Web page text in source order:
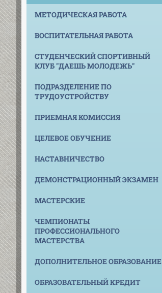
МЕТОДИЧЕСКАЯ РАБОТА
ВОСПИТАТЕЛЬНАЯ РАБОТА
СТУДЕНЧЕСКИЙ СПОРТИВНЫЙ
КЛУБ "ДАЕШЬ МОЛОДЕЖЬ"
ПОДРАЗДЕЛЕНИЕ ПО
ТРУДОУСТРОЙСТВУ
ПРИЕМНАЯ КОМИССИЯ
ЦЕЛЕВОЕ ОБУЧЕНИЕ
НАСТАВНИЧЕСТВО
ДЕМОНСТРАЦИОННЫЙ ЭКЗАМЕН
МАСТЕРСКИЕ
ЧЕМПИОНАТЫ
ПРОФЕССИОНАЛЬНОГО
МАСТЕРСТВА
ДОПОЛНИТЕЛЬНОЕ ОБРАЗОВАНИЕ
ОБРАЗОВАТЕЛЬНЫЙ КРЕДИТ